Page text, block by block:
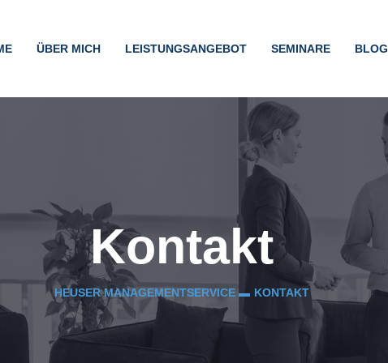
ÜBER MICH LEISTUNGSANGEBOT SEMINARE BLOG
Kontakt
HEUSER MANAGEMENTSERVICE ▬ KONTAKT